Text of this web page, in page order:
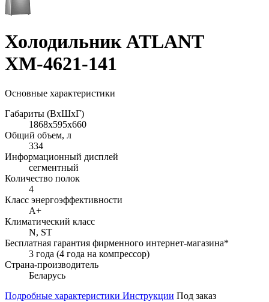
Холодильник ATLANT
ХМ-4621-141
Основные характеристики
Габариты (ВхШхГ)
1868х595х660
Общий объем, л
334
Информационный дисплей
сегментный
Количество полок
4
Класс энергоэффективности
A+
Климатический класс
N, ST
Бесплатная гарантия фирменного интернет-магазина*
3 года (4 года на компрессор)
Страна-производитель
Беларусь
Подробные характеристики Инструкции Под заказ